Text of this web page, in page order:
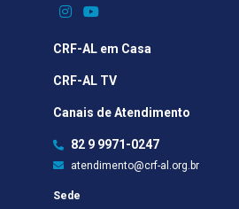
CRF-AL em Casa
CRF-AL TV
Canais de Atendimento
82 9 9971-0247
atendimento@crf-al.org.br
Sede